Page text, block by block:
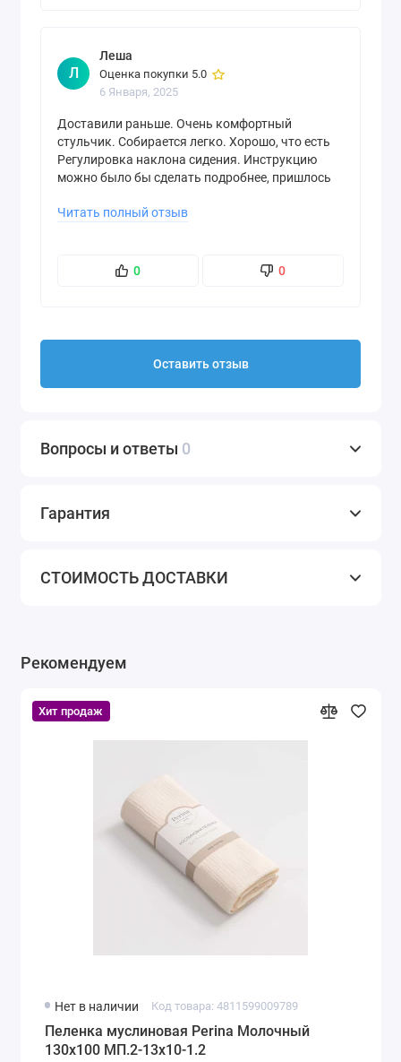
Л
Леша
Оценка покупки 5.0
6 Января, 2025
Доставили раньше. Очень комфортный
стульчик. Собирается легко. Хорошо, что есть
Регулировка наклона сидения. Инструкцию
можно было бы сделать подробнее, пришлось
перевести режим
Читать полный отзыв
0 0
Оставить отзыв
Вопросы и ответы 0
Гарантия
СТОИМОСТЬ ДОСТАВКИ
Рекомендуем
Хит продаж
Нет в наличии Код товара: 4811599009789
Пеленка муслиновая Perina Молочный
130х100 МП.2-13х10-1.2